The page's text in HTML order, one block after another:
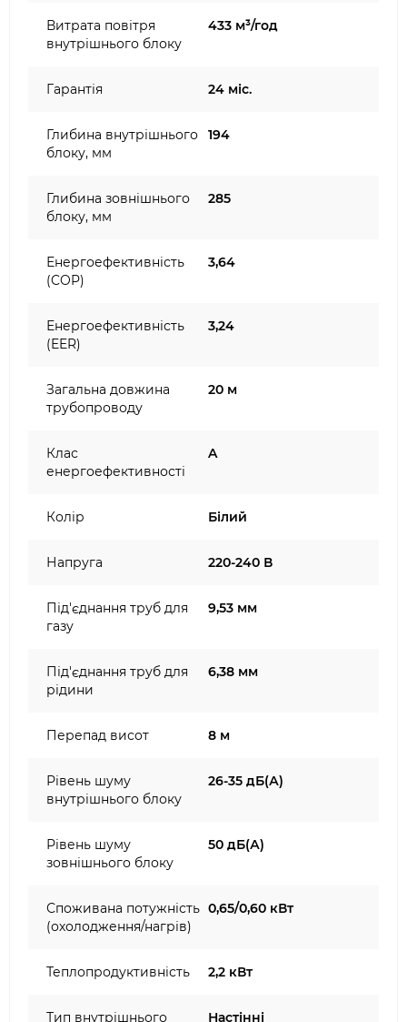
Витрата повітря
внутрішнього блоку
433 м³/год
Гарантія 24 міс.
Глибина внутрішнього
блоку, мм
194
Глибина зовнішнього
блоку, мм
285
Енергоефективність
(COP)
3,64
Енергоефективність
(EER)
3,24
Загальна довжина
трубопроводу
20 м
Клас
енергоефективності
A
Колір Білий
Напруга 220-240 В
Під'єднання труб для
газу
9,53 мм
Під'єднання труб для
рідини
6,38 мм
Перепад висот 8 м
Рівень шуму
внутрішнього блоку
26-35 дБ(А)
Рівень шуму
зовнішнього блоку
50 дБ(А)
Споживана потужність
(охолодження/нагрів)
0,65/0,60 кВт
Теплопродуктивність 2,2 кВт
Тип внутрішнього Настінні